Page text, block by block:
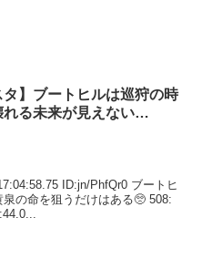
タ】ブートヒルは巡狩の時
れる未来が見えない…
ID:jn/PhfQr0 ブートヒ
の命を狙うだけはある🥺 508: